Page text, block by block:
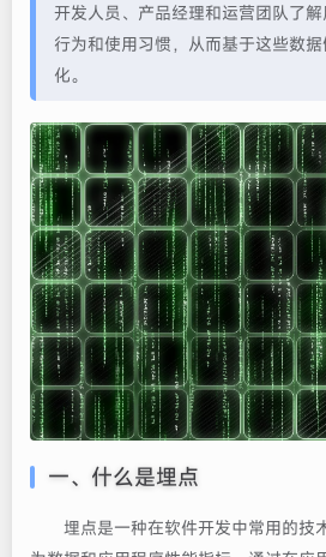
开发人员、产品经理和运营团队了
行为和使用习惯，从而基于这些数
化。
一、什么是埋点
埋点是一种在软件开发中常用的技